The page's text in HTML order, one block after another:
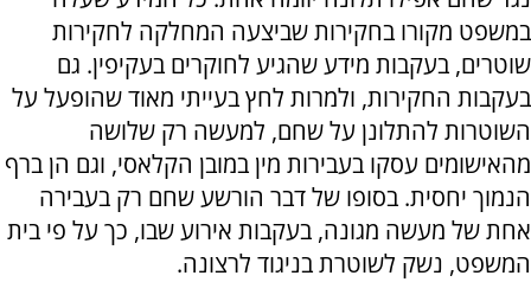
במשפט מקורו בחקירות שביצעה המחלקה לחקירות
שוטרים, בעקבות מידע שהגיע לחוקרים בעקיפין. גם
בעקבות החקירות, ולמרות לחץ בעייתי מאוד שהופעל על
השוטרות להתלונן על שחם, למעשה רק שלושה
מהאישומים עסקו בעבירות מין במובן הקלאסי, וגם הן ברף
הנמוך יחסית. בסופו של דבר הורשע שחם רק בעבירה
אחת של מעשה מגונה, בעקבות אירוע שבו, כך על פי בית
המשפט, נשק לשוטרת בניגוד לרצונה.